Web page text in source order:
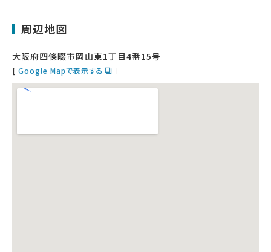
周辺地図
大阪府四條畷市岡山東1丁目4番15号
[ Google Mapで表示する ］